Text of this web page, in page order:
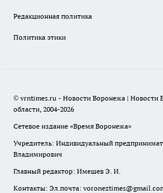
Редакционная политика
Политика этики
© vrntimes.ru - Новости Воронежа | Новости
области, 2004-2026
Сетевое издание «Время Воронежа»
Учредитель: Индивидуальный
Владимирович
Главный редактор: Имешев Э. И.
Контакты: Эл.почта: